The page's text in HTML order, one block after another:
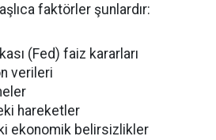
faktörler şunlardır:
(Fed) faiz kararları
verileri
hareketler
ekonomik belirsizlikler